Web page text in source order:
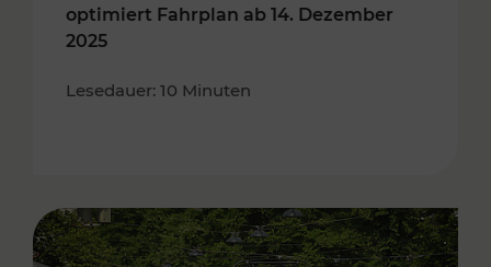
optimiert Fahrplan ab 14. Dezember
2025
Lesedauer: 10 Minuten